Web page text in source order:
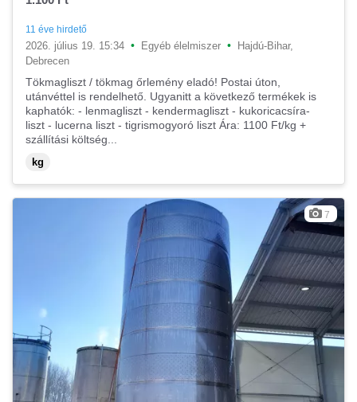
11 éve hirdető
2026. július 19. 15:34 • Egyéb élelmiszer •
Hajdú-Bihar,
Debrecen
Tökmagliszt / tökmag őrlemény eladó! Postai úton,
utánvéttel is rendelhető. Ugyanitt a következő termékek is
kaphatók: - lenmagliszt - kendermagliszt - kukoricacsíra-
liszt - lucerna liszt - tigrismogyoró liszt Ára: 1100 Ft/kg +
szállítási költség...
kg
7